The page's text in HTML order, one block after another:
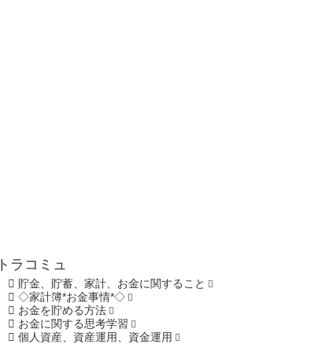
トラコミュ
貯金、貯蓄、家計、お金に関すること
◇家計簿*お金事情*◇
お金を貯める方法
お金に関する思考学習
個人資産、資産運用、資金運用